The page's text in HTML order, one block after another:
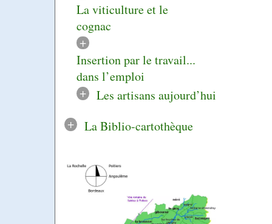
La viticulture et le
cognac
+
Insertion par le travail...
dans l’emploi
+
Les artisans aujourd’hui
+
La Biblio-cartothèque